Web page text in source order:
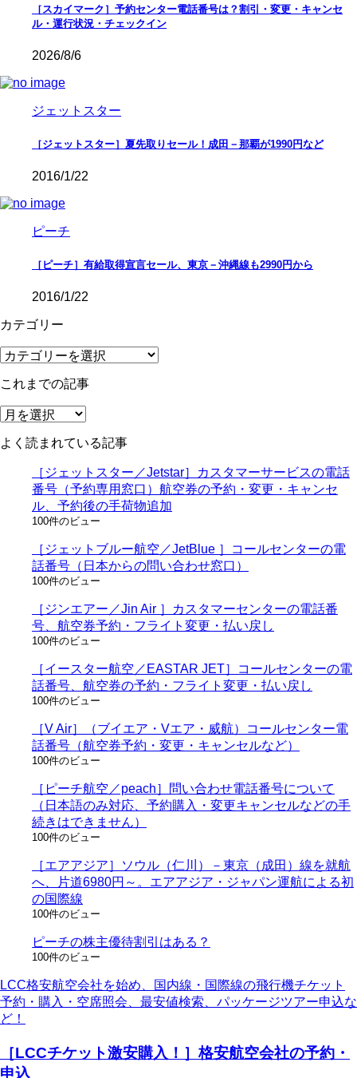
［スカイマーク］予約センター電話番号は？割引・変更・キャンセ
ル・運行状況・チェックイン
2026/8/6
ジェットスター
［ジェットスター］夏先取りセール！成田－那覇が1990円など
2016/1/22
ピーチ
［ピーチ］有給取得宣言セール、東京－沖縄線も2990円から
2016/1/22
カテゴリー
カ
ゴ
リ
ー
これまでの記事
こ
ま
よく読まれている記事
［ジェットスター／Jetstar］カスタマーサービスの電話
番号（予約専用窓口）航空券の予約・変更・キャンセ
ル、予約後の手荷物追加
100件のビュー
［ジェットブルー航空／JetBlue ］コールセンターの電
話番号（日本からの問い合わせ窓口）
100件のビュー
［ジンエアー／Jin Air ］カスタマーセンターの電話番
号、航空券予約・フライト変更・払い戻し
100件のビュー
［イースター航空／EASTAR JET］コールセンターの電
話番号、航空券の予約・フライト変更・払い戻し
100件のビュー
［V Air］（ブイエア・Vエア・威航）コールセンター電
話番号（航空券予約・変更・キャンセルなど）
100件のビュー
［ピーチ航空／peach］問い合わせ電話番号について
（日本語のみ対応、予約購入・変更キャンセルなどの手
続きはできません）
100件のビュー
［エアアジア］ソウル（仁川）－東京（成田）線を就航
へ、片道6980円～。エアアジア・ジャパン運航による初
の国際線
100件のビュー
ピーチの株主優待割引はある？
100件のビュー
LCC格安航空会社を始め、国内線・国際線の飛行機チケット
予約・購入・空席照会、最安値検索、パッケージツアー申込な
ど！
［LCCチケット激安購入！］格安航空会社の予約・
申込